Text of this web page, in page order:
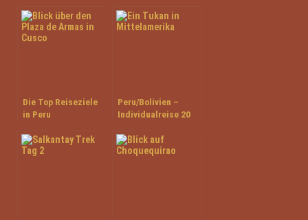
Die Top Reiseziele
in Peru
Peru/Bolivien –
Individualreise 20
Inkareich